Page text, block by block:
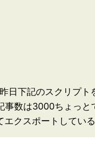
日下記のスクリプ
事数は3000ちょっ
クスポートしている